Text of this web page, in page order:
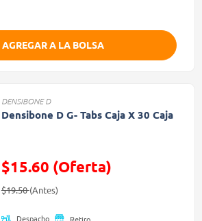
AGREGAR A LA BOLSA
DENSIBONE D
Densibone D G- Tabs Caja X 30 Caja
$15.60 (Oferta)
Precio reducido de
$19.50(Antes)(Oferta)
Despacho Retiro